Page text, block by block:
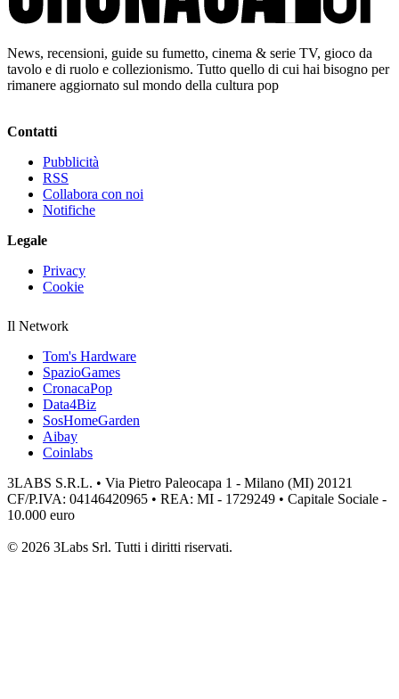
News, recensioni, guide su fumetto, cinema & serie TV, gioco da
tavolo e di ruolo e collezionismo. Tutto quello di cui hai bisogno per
rimanere aggiornato sul mondo della cultura pop
Contatti
Pubblicità
RSS
Collabora con noi
Notifiche
Legale
Privacy
Cookie
Il Network
Tom's Hardware
SpazioGames
CronacaPop
Data4Biz
SosHomeGarden
Aibay
Coinlabs
3LABS S.R.L. • Via Pietro Paleocapa 1 - Milano (MI) 20121
CF/P.IVA: 04146420965 • REA: MI - 1729249 • Capitale Sociale -
10.000 euro
© 2026 3Labs Srl. Tutti i diritti riservati.